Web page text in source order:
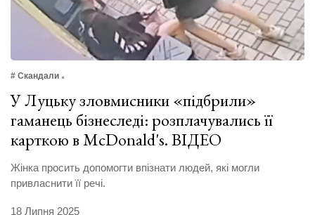
# Скандали
У Луцьку зловмисники «підбрили»
гаманець бізнеследі: розплачувались її
карткою в McDonald's. ВІДЕО
Жінка просить допомогти впізнати людей, які могли
привласнити її речі.
18 Липня 2025